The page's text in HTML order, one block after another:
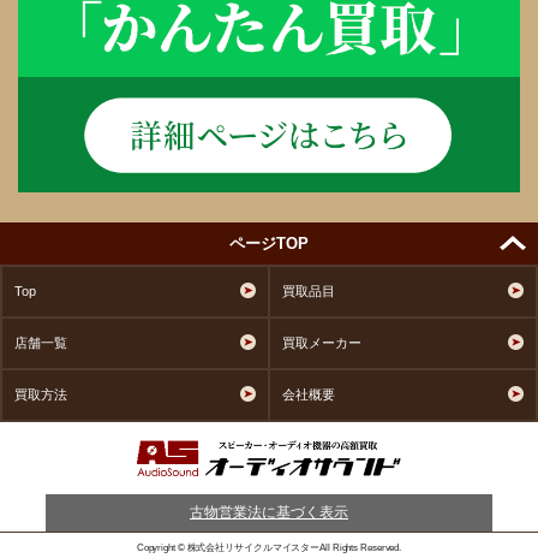
ページTOP
Top 買取品目
店舗一覧 買取メーカー
買取方法 会社概要
古物営業法に基づく表示
Copyright © 株式会社リサイクルマイスターAll Rights Reserved.